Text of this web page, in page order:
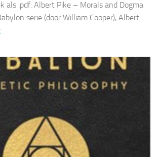
als .pdf: Albert Pike – Morals and Dogma
serie (door William Cooper), Albert